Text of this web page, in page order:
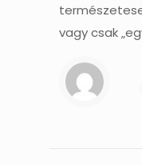
vagy csak